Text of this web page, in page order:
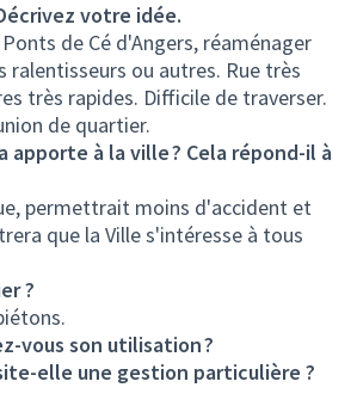
votre idée.
de Cé d'Angers, réaménager
ralentisseurs ou autres. Rue très
très rapides. Difficile de traverser.
de quartier.
apporte à la ville ? Cela répond-il à
permettrait moins d'accident et
que la Ville s'intéresse à tous
?
vous son utilisation ?
elle une gestion particulière ?